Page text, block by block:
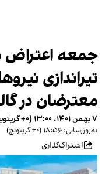
جمعه اعتراض
تیراندازی
معترضان در
۷ بهمن ۱۴۰۱، ۱۳:۰۰ (‎+۰ گرینویچ)
به‌روزرسانی: ۱۸:۵۶ (‎+۰ گرینویچ)
اشتراک‌گذاری